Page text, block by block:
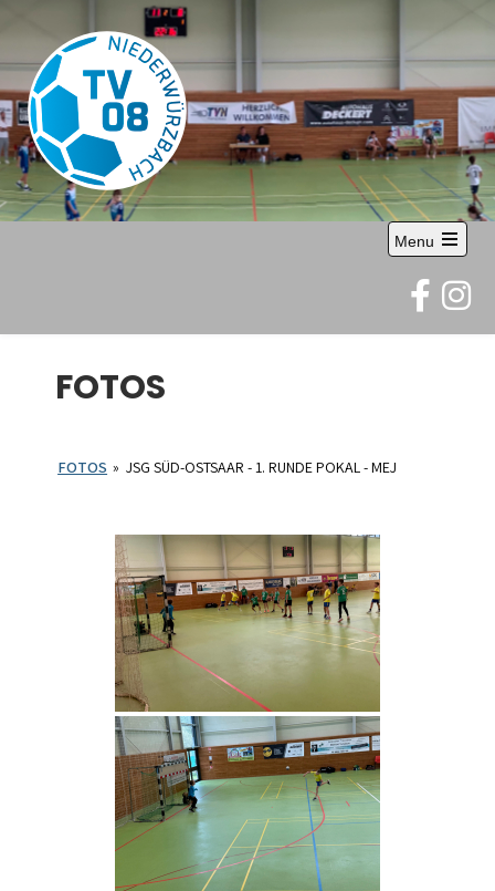
to
content
TV 08
Abteilung Handball
Menu
Open
the
main
menu
FOTOS
FOTOS » JSG SÜD-OSTSAAR - 1. RUNDE POKAL - MEJ